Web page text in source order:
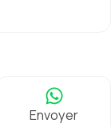
Envoyer